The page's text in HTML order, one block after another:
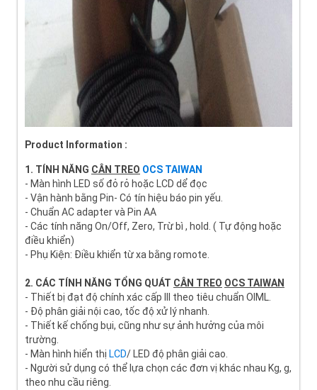
Product Information :
1. TÍNH NĂNG CÂN TREO OCS TAIWAN
- Màn hình LED số đỏ rỏ hoặc LCD dể đọc
- Vận hành bằng Pin- Có tín hiệu báo pin yếu.
- Chuẩn AC adapter và Pin AA
- Các tính năng On/Off, Zero, Trừ bì , hold. ( Tự động hoặc
điều khiển)
- Phụ Kiện: Điều khiển từ xa bằng romote.
2. CÁC TÍNH NĂNG TỔNG QUÁT CÂN TREO OCS TAIWAN
- Thiết bị đạt độ chính xác cấp III theo tiêu chuẩn OIML.
- Độ phân giải nội cao, tốc độ xử lý nhanh.
- Thiết kế chống bụi, cũng như sự ảnh hưởng của môi
trường.
- Màn hình hiển thị LCD/ LED độ phân giải cao.
- Người sử dụng có thể lựa chọn các đơn vị khác nhau Kg, g,
theo nhu cầu riêng.